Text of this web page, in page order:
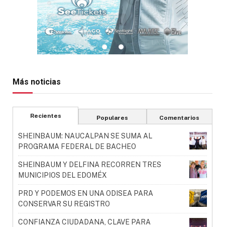
Más noticias
Recientes Populares Comentarios
SHEINBAUM: NAUCALPAN SE SUMA AL
PROGRAMA FEDERAL DE BACHEO
SHEINBAUM Y DELFINA RECORREN TRES
MUNICIPIOS DEL EDOMÉX
PRD Y PODEMOS EN UNA ODISEA PARA
CONSERVAR SU REGISTRO
CONFIANZA CIUDADANA, CLAVE PARA